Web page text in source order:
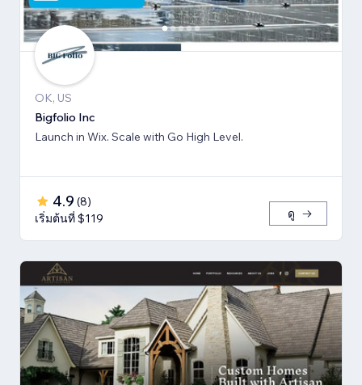
OK, US
Bigfolio Inc
Launch in Wix. Scale with Go High Level.
4.9 (8)
เริ่มต้นที่ $119
ดู